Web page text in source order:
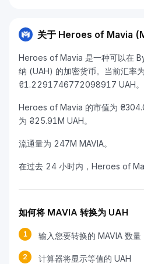
关于 Heroes of Mavia
Heroes of Mavia 是一种可以在
纳 (UAH) 的加密货币。当前汇率
₴1.2291746772098917 UAH。
Heroes of Mavia 的市值为
为 ₴25.91M UAH。
流通量为 247M MAVIA。
在过去 24 小时内，Heroes of
如何将 MAVIA 转换为 UAH
1 输入您要转换的 MAVIA 数量
2 计算器将显示等值的 UAH